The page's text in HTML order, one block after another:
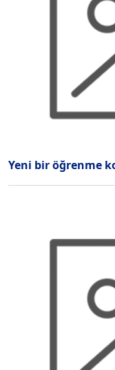
Yeni bir öğrenme